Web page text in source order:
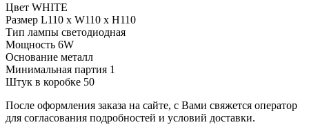
Цвет WHITE
Размер L110 x W110 x H110
Тип лампы светодиодная
Мощность 6W
Основание металл
Минимальная партия 1
Штук в коробке 50
После оформления заказа на сайте, с Вами свяжется оператор
для согласования подробностей и условий доставки.